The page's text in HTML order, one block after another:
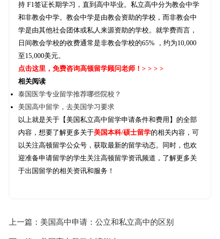
持 F1签证长期学习，直到高中毕业。私立高中分为教会中学
和非教会中学。教会中学是由教会资助的学校，而非教会中
学是由其他社会团体或私人来源资助的学校。就学费而言，
日间教会学校的收费通常是非教会学校的65% ，约为10,000
至15,000美元。
点击这里 ，免费咨询高顿留学顾问老师！> > > >
相关阅读
泰国医学专业留学推荐哪些院校？
美国高中留学，去美国学习要求
以上就是关于【美国私立高中留学申请条件和费用】的全部
内容，想要了解更多关于美国本科/硕士留学的相关内容，可
以关注高顿留学公众号，获取最新的留学动态。同时，也欢
迎准备申请留学的学生关注高顿留学资讯频道，了解更多关
于出国留学的相关资讯和服务！
上一篇： 美国高中申请：公立和私立高中的区别